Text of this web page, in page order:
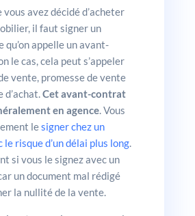
vous avez décidé d’acheter
il faut signer un
qu’on appelle un avant-
le cas, cela peut s’appeler
vente, promesse de vente
d’achat.Cet avant-contrat
en agence. Vous
lesigner chez un
risque d’un délai plus long.
si vous le signez avec un
un document mal rédigé
la nullité de la vente.